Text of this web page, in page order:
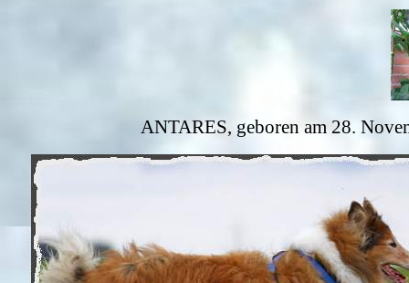
ANTARES, geboren am 28.